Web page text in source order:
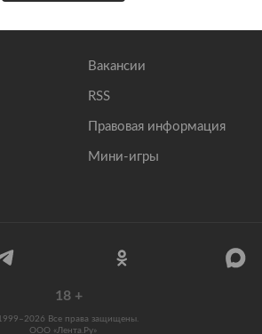
Вакансии
RSS
Правовая информация
Мини-игры
18 +
Все права защищены.
ООО «Лента.Ру»